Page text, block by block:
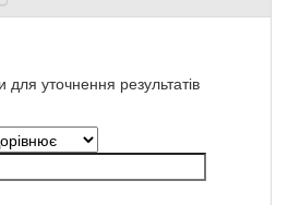
для уточнення результатів